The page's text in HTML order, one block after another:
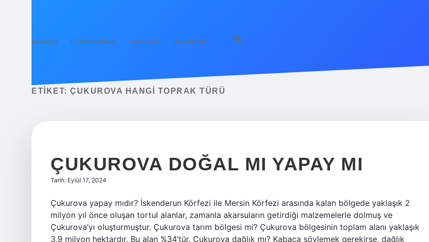
Anasayfa Gizlilik Politikası Yasal Uyarı Hakkımızda
ETIKET: ÇUKUROVA HANGI TOPRAK TÜRÜ
ÇUKUROVA DOĞAL MI YAPAY MI
Tarih: Eylül 17, 2024
Çukurova yapay mıdır? İskenderun Körfezi ile Mersin Körfezi arasında kalan bölgede yaklaşık 2
milyon yıl önce oluşan tortul alanlar, zamanla akarsuların getirdiği malzemelerle dolmuş ve
Çukurova’yı oluşturmuştur. Çukurova tarım bölgesi mi? Çukurova bölgesinin toplam alanı yaklaşık
3,9 milyon hektardır. Bu alan %34’tür. Çukurova dağlık mı? Kabaca söylemek gerekirse, dağlık